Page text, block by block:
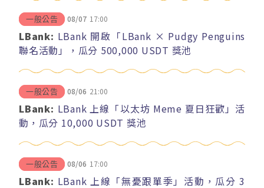
一般公告 08/07 17:00
LBank: LBank 開啟「LBank × Pudgy Penguins
聯名活動」，瓜分 500,000 USDT 獎池
一般公告 08/06 21:00
LBank: LBank 上線「以太坊 Meme 夏日狂歡」活
動，瓜分 10,000 USDT 獎池
一般公告 08/06 17:00
LBank: LBank 上線「無憂跟單季」活動，瓜分 3